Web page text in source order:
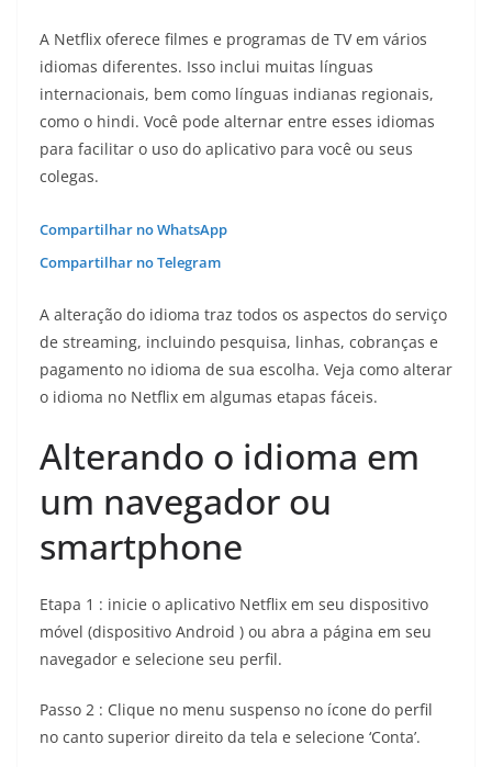
A Netflix oferece filmes e programas de TV em vários
idiomas diferentes. Isso inclui muitas línguas
internacionais, bem como línguas indianas regionais,
como o hindi. Você pode alternar entre esses idiomas
para facilitar o uso do aplicativo para você ou seus
colegas.
Compartilhar no WhatsApp
Compartilhar no Telegram
A alteração do idioma traz todos os aspectos do serviço
de streaming, incluindo pesquisa, linhas, cobranças e
pagamento no idioma de sua escolha. Veja como alterar
o idioma no Netflix em algumas etapas fáceis.
Alterando o idioma em
um navegador ou
smartphone
Etapa 1 : inicie o aplicativo Netflix em seu dispositivo
móvel (dispositivo Android ) ou abra a página em seu
navegador e selecione seu perfil.
Passo 2 : Clique no menu suspenso no ícone do perfil
no canto superior direito da tela e selecione ‘Conta’.